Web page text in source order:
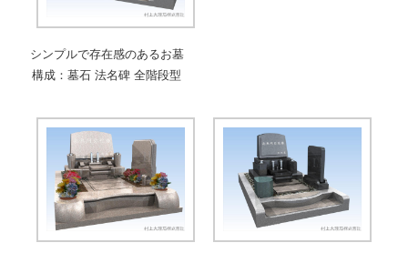
シンプルで存在感のあるお墓
構成：墓石 法名碑 全階段型